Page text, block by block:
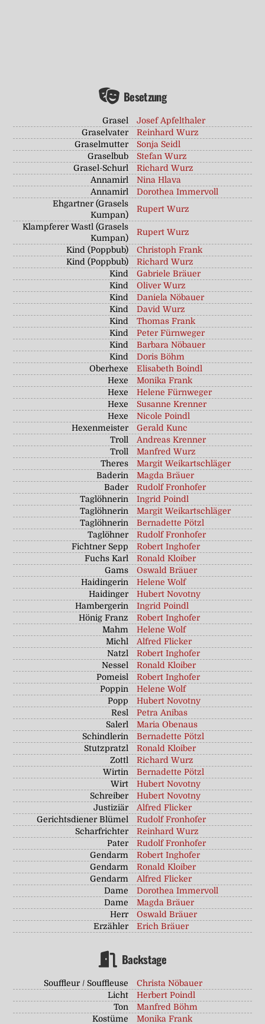
Besetzung
Grasel
Josef Apfelthaler
Graselvater
Reinhard Wurz
Graselmutter
Sonja Seidl
Graselbub
Stefan Wurz
Grasel-Schurl
Richard Wurz
Annamirl
Nina Hlava
Annamirl
Dorothea Immervoll
Ehgartner (Grasels
Kumpan)
Rupert Wurz
Klampferer Wastl (Grasels
Kumpan)
Rupert Wurz
Kind (Poppbub)
Christoph Frank
Kind (Poppbub)
Richard Wurz
Kind
Gabriele Bräuer
Kind
Oliver Wurz
Kind
Daniela Nöbauer
Kind
David Wurz
Kind
Thomas Frank
Kind
Peter Fürnweger
Kind
Barbara Nöbauer
Kind
Doris Böhm
Oberhexe
Elisabeth Boindl
Hexe
Monika Frank
Hexe
Helene Fürnweger
Hexe
Susanne Krenner
Hexe
Nicole Poindl
Hexenmeister
Gerald Kunc
Troll
Andreas Krenner
Troll
Manfred Wurz
Theres
Margit Weikartschläger
Baderin
Magda Bräuer
Bader
Rudolf Fronhofer
Taglöhnerin
Ingrid Poindl
Taglöhnerin
Margit Weikartschläger
Taglöhnerin
Bernadette Pötzl
Taglöhner
Rudolf Fronhofer
Fichtner Sepp
Robert Inghofer
Fuchs Karl
Ronald Kloiber
Gams
Oswald Bräuer
Haidingerin
Helene Wolf
Haidinger
Hubert Novotny
Hambergerin
Ingrid Poindl
Hönig Franz
Robert Inghofer
Mahm
Helene Wolf
Michl
Alfred Flicker
Natzl
Robert Inghofer
Nessel
Ronald Kloiber
Pomeisl
Robert Inghofer
Poppin
Helene Wolf
Popp
Hubert Novotny
Resl
Petra Anibas
Salerl
Maria Obenaus
Schindlerin
Bernadette Pötzl
Stutzpratzl
Ronald Kloiber
Zottl
Richard Wurz
Wirtin
Bernadette Pötzl
Wirt
Hubert Novotny
Schreiber
Hubert Novotny
Justiziär
Alfred Flicker
Gerichtsdiener Blümel
Rudolf Fronhofer
Scharfrichter
Reinhard Wurz
Pater
Rudolf Fronhofer
Gendarm
Robert Inghofer
Gendarm
Ronald Kloiber
Gendarm
Alfred Flicker
Dame
Dorothea Immervoll
Dame
Magda Bräuer
Herr
Oswald Bräuer
Erzähler
Erich Bräuer
Backstage
Souffleur / Souffleuse
Christa Nöbauer
Licht
Herbert Poindl
Ton
Manfred Böhm
Kostüme
Monika Frank